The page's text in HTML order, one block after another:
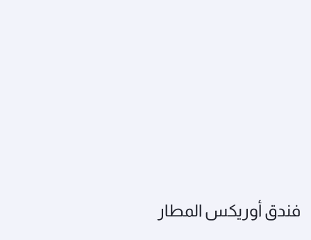
فندق أوريكس المطار